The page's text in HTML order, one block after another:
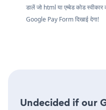
डालें जो html या एम्बेड कोड
Google Pay Form दिखाई देगा!
Undecided if our